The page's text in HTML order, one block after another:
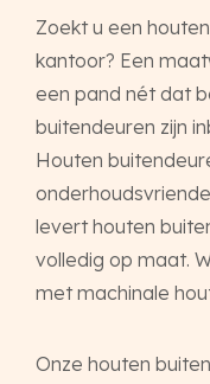
Zoekt u een
kantoor? Een
een pand nét dat
buitendeuren zijn
Houten
levert houten
volledig op maat.
met machinale
Onze houten